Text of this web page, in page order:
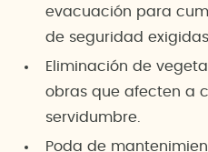
evacuación para
de seguridad exigidas.
Eliminación de
obras que afecten a
servidumbre.
Poda de